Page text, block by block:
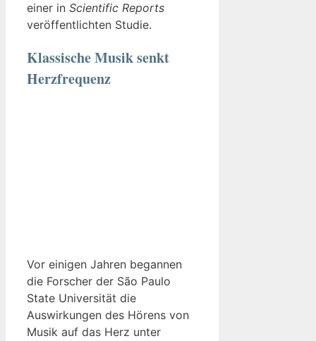
einer in Scientific Reports
veröffentlichten Studie.
Klassische Musik senkt
Herzfrequenz
Vor einigen Jahren begannen
die Forscher der São Paulo
State Universität die
Auswirkungen des Hörens von
Musik auf das Herz unter